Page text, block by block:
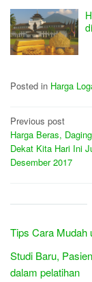
Posted in Harga
Post
Previous post
Harga Beras,
Dekat Kita Hari Ini
Desember 2017
Tips Cara Mudah
Studi Baru,
dalam pelatihan